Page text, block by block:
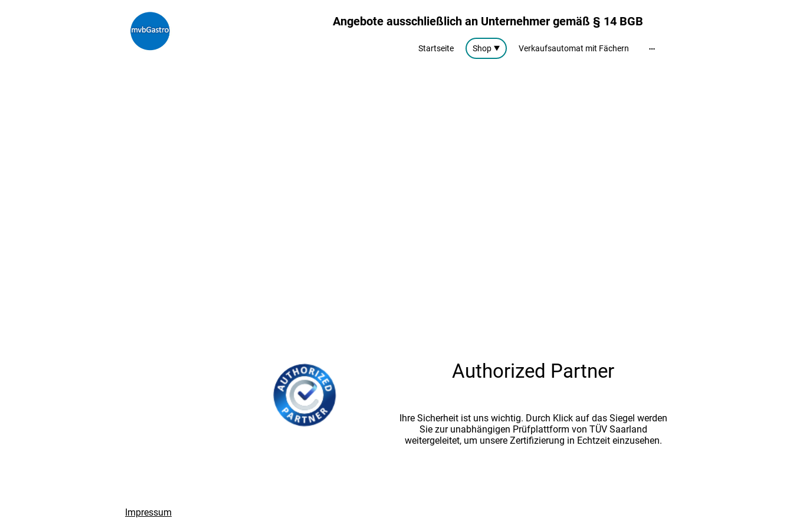
Angebote ausschließlich an Unternehmer gemäß § 14 BGB
Startseite Shop Verkaufsautomat mit Fächern
Authorized Partner
Ihre Sicherheit ist uns wichtig. Durch Klick auf das Siegel werden
Sie zur unabhängigen Prüfplattform von TÜV Saarland
weitergeleitet, um unsere Zertifizierung in Echtzeit einzusehen.
Impressum